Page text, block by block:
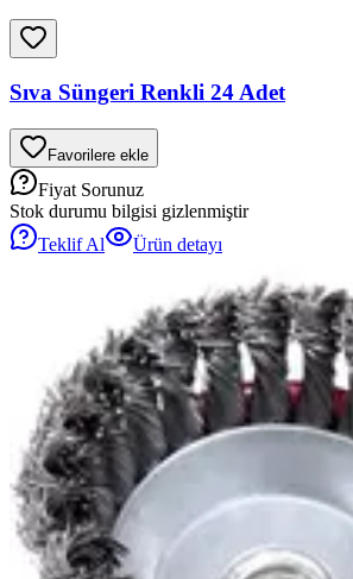
Sıva Süngeri Renkli 24 Adet
Favorilere ekle
Fiyat Sorunuz
Stok durumu bilgisi gizlenmiştir
Teklif Al
Ürün detayı